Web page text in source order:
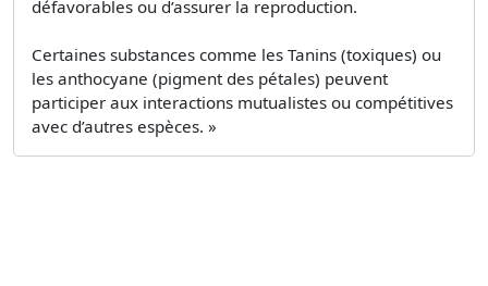
défavorables ou d’assurer la reproduction.
Certaines substances comme les Tanins (toxiques) ou
les anthocyane (pigment des pétales) peuvent
participer aux interactions mutualistes ou compétitives
avec d’autres espèces. »